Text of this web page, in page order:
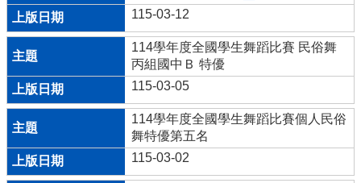
Bilingual
Education
教
育
部
學
校
生
資
115-03-12
114學年度全國學生舞蹈比賽 民俗舞
丙組國中Ｂ 特優
115-03-05
114學年度全國學生舞蹈比賽個人民俗
舞特優第五名
115-03-02